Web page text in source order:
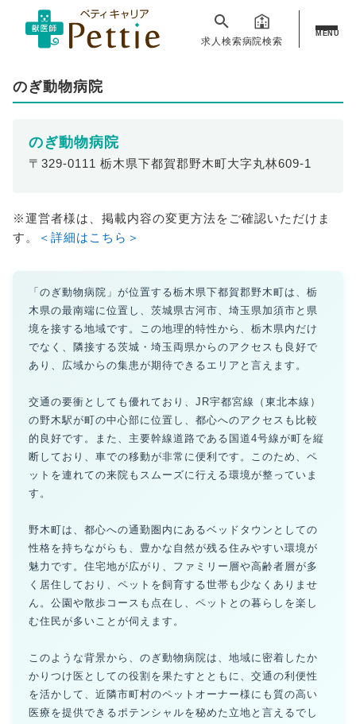
求人検索病院検索
MENU
のぎ動物病院
のぎ動物病院
〒329-0111 栃木県下都賀郡野木町大字丸林609-1
※運営者様は、掲載内容の変更方法をご確認いただけま
す。
＜詳細はこちら＞
「のぎ動物病院」が位置する栃木県下都賀郡野木町は、栃
木県の最南端に位置し、茨城県古河市、埼玉県加須市と県
境を接する地域です。この地理的特性から、栃木県内だけ
でなく、隣接する茨城・埼玉両県からのアクセスも良好で
あり、広域からの集患が期待できるエリアと言えます。
交通の要衝としても優れており、JR宇都宮線（東北本線）
の野木駅が町の中心部に位置し、都心へのアクセスも比較
的良好です。また、主要幹線道路である国道4号線が町を縦
断しており、車での移動が非常に便利です。このため、ペ
ットを連れての来院もスムーズに行える環境が整っていま
す。
野木町は、都心への通勤圏内にあるベッドタウンとしての
性格を持ちながらも、豊かな自然が残る住みやすい環境が
魅力です。住宅地が広がり、ファミリー層や高齢者層が多
く居住しており、ペットを飼育する世帯も少なくありませ
ん。公園や散歩コースも点在し、ペットとの暮らしを楽し
む住民が多いことが伺えます。
このような背景から、のぎ動物病院は、地域に密着したか
かりつけ医としての役割を果たすとともに、交通の利便性
を活かして、近隣市町村のペットオーナー様にも質の高い
医療を提供できるポテンシャルを秘めた立地と言えるでし